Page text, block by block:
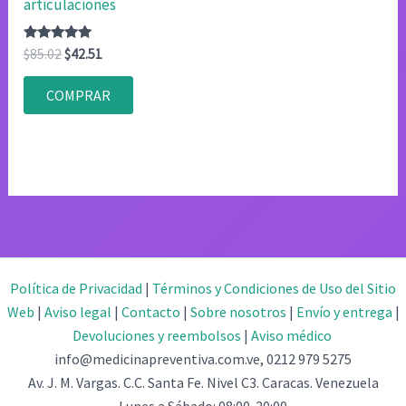
articulaciones
Valorado
con
4.83
de 5
$85.02El
original
era:
$42.51
actual
es:
COMPRAR
Política de Privacidad | Términos y Condiciones de Uso del Sitio
Web | Aviso legal | Contacto | Sobre nosotros | Envío y entrega |
Devoluciones y reembolsos | Aviso médico
info@medicinapreventiva.com.ve, 0212 979 5275
Av. J. M. Vargas. C.C. Santa Fe. Nivel C3. Caracas. Venezuela